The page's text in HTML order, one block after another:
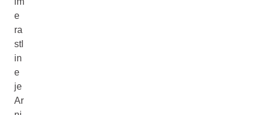
e
ra
stl
in
e
je
Ar